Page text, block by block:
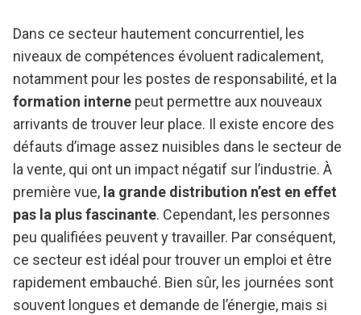
Dans ce secteur hautement concurrentiel, les
niveaux de compétences évoluent radicalement,
notamment pour les postes de responsabilité, et la
formation interne peut permettre aux nouveaux
arrivants de trouver leur place. Il existe encore des
défauts d’image assez nuisibles dans le secteur de
la vente, qui ont un impact négatif sur l’industrie. À
première vue, la grande distribution n’est en effet
pas la plus fascinante. Cependant, les personnes
peu qualifiées peuvent y travailler. Par conséquent,
ce secteur est idéal pour trouver un emploi et être
rapidement embauché. Bien sûr, les journées sont
souvent longues et demande de l’énergie, mais si